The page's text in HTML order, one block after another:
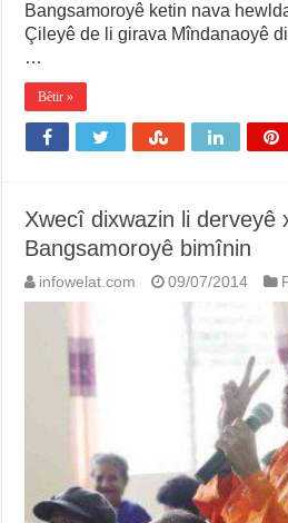
Bangsamoroyê ketin nava
Çileyê de li girava Mîndanaoyê
…
Bêtir »
Xwecî dixwazin li derveyê
Bangsamoroyê bimînin
infowelat.com 09/07/2014